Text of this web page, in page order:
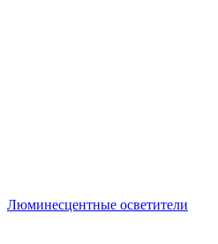
Люминесцентные осветители